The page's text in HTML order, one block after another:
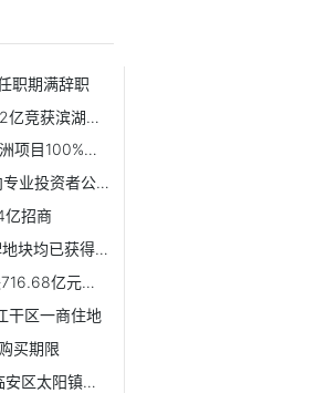
职期满辞职
湖新区一宅地
权 耗资21.14亿元
公开发行公司债券
亿招商
均已获得报价
亿元收官
干区一商住地
买期限
太阳镇宅地